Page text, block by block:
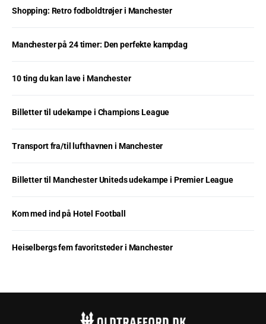
Shopping: Retro fodboldtrøjer i Manchester
Manchester på 24 timer: Den perfekte kampdag
10 ting du kan lave i Manchester
Billetter til udekampe i Champions League
Transport fra/til lufthavnen i Manchester
Billetter til Manchester Uniteds udekampe i Premier League
Kom med ind på Hotel Football
Heiselbergs fem favoritsteder i Manchester